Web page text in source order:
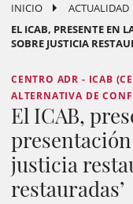
INICIO ACTUALIDAD
EL ICAB, PRESENTE EN
SOBRE JUSTICIA
CENTRO ADR - ICAB
ALTERNATIVA DE
El ICAB,
justicia
restauradas’